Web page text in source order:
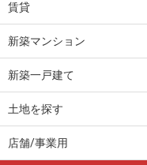
神奈川県平塚市錦町
神奈川県横浜市港北区
賃貸
新築マンション
新築一戸建て
土地を探す
店舗/事業用